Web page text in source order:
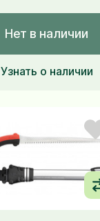
Нет в наличии
Узнать о наличии